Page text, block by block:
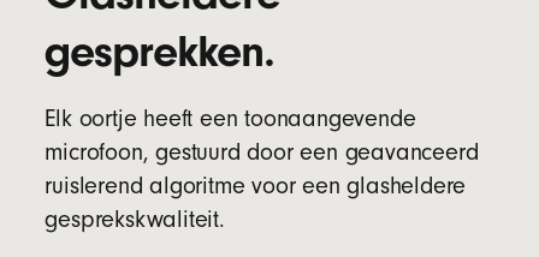
gesprekken.
Elk oortje heeft een toonaangevende
microfoon, gestuurd door een geavanceerd
ruislerend algoritme voor een glasheldere
gesprekskwaliteit.